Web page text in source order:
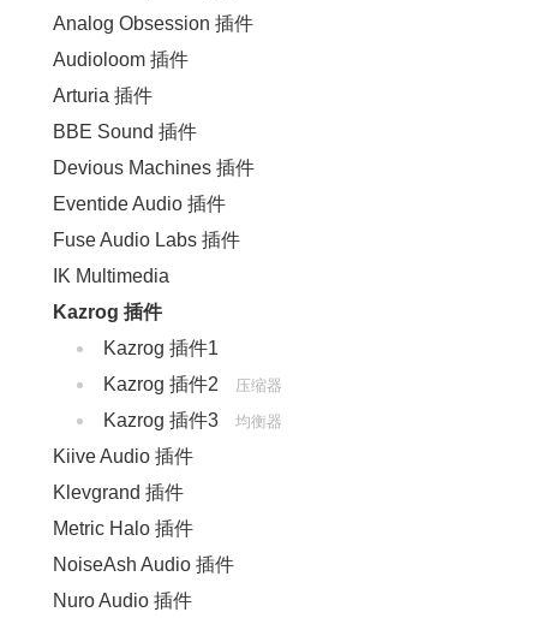
Analog Obsession 插件
Audioloom 插件
Arturia 插件
BBE Sound 插件
Devious Machines 插件
Eventide Audio 插件
Fuse Audio Labs 插件
IK Multimedia
Kazrog 插件
Kazrog 插件1
Kazrog 插件2
压缩器
Kazrog 插件3 均衡器
Kiive Audio 插件
Klevgrand 插件
Metric Halo 插件
NoiseAsh Audio 插件
Nuro Audio 插件